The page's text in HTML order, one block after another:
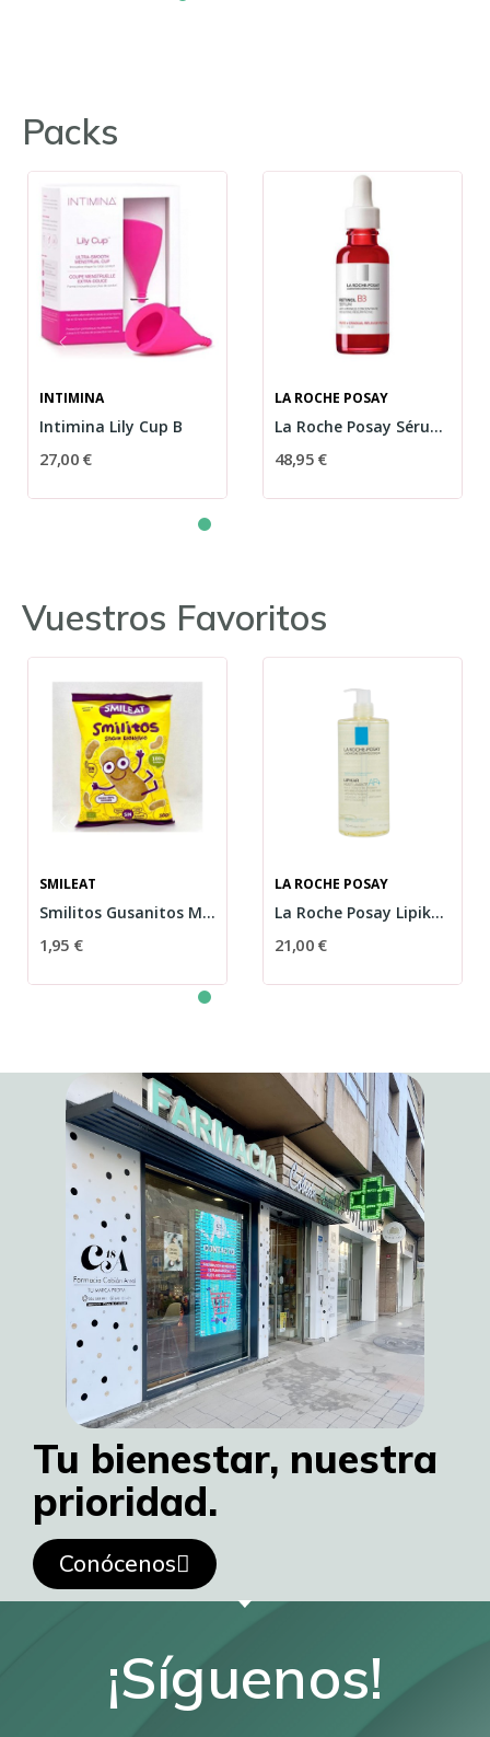
Packs
INTIMINA
Intimina Lily Cup B
27,00 €
LA ROCHE POSAY
La Roche Posay Sérum Retinol B3 30ml
48,95 €
Vuestros Favoritos
SMILEAT
Smilitos Gusanitos Maíz 38g
1,95 €
LA ROCHE POSAY
La Roche Posay Lipikar Aceite Lavante 750 ml
21,00 €
Tu bienestar, nuestra
prioridad.
Conócenos
¡Síguenos!